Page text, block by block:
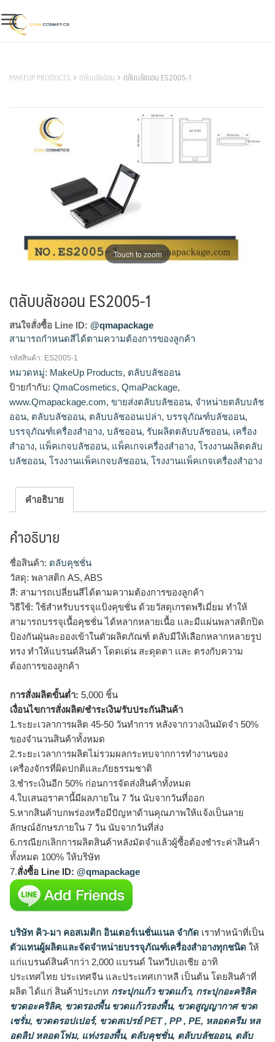
to
content
MAKEUP PRODUCTS ตลับบลัชออน ตลับบลัชออน ES2005-1
Touch to zoom
ตลับบลัชออน ES2005-1
สนใจสั่งซื้อ Line ID: @qmapackage
สามารถกำหนดสีได้ตามความต้องการของลูกค้า
โรงงานผลิตตลับบลัชออน,รับผลิตตลับบลัชออน,ขายส่งตลับบลัช
ออน,จำหน่ายตลับบลัชออน
รหัสสินค้า: ES2005-1
หมวดหมู่: MakeUp Products, ตลับบลัชออน
ป้ายกำกับ: QmaCosmetics, QmaPackage,
www.Qmapackage.com, ขายส่งตลับบลัชออน, จำหน่ายตลับบลัช
ออน, ตลับบลัชออน, ตลับบลัชออนเปล่า, บรรจุภัณฑ์บลัชออน,
บรรจุภัณฑ์เครื่องสำอาง, บลัชออน, รับผลิตตลับบลัชออน, เครื่อง
สำอาง, แพ็คเกจบลัชออน, แพ็คเกจเครื่องสำอาง, โรงงานผลิตตลับ
บลัชออน, โรงงานแพ็คเกจบลัชออน, โรงงานแพ็คเกจเครื่องสำอาง
คำอธิบาย
คำอธิบาย
ชื่อสินค้า: ตลับคุชชั่น
วัสดุ: พลาสติก AS, ABS
สี: สามารถเปลี่ยนสีได้ตามความต้องการของลูกค้า
วิธีใช้: ใช้สำหรับบรรจุแป้งคุขชั่น ด้วยวัสดุเกรดพรีเมี่ยม ทำให้
สามารถบรรจุเนื้อคุชชั่น ได้หลากหลายเนื้อ เเละมีแผ่นพลาสติกปิด
ป้องกันฝุ่นละอองเข้าในตัวผลิตภัณฑ์ ตลับมีให้เลือกหลากหลายรูป
ทรง ทำให้แบรนด์สินค้า โดดเด่น สะดุดตา เเละ ตรงกับความ
ต้องการของลูกค้า
การสั่งผลิตขั้นต่ำ: 5,000 ชิ้น
เงื่อนไขการสั่งผลิต/ชำระเงิน/รับประกันสินค้า
1.ระยะเวลาการผลิต 45-50 วันทำการ หลังจากวางเงินมัดจำ 50%
ของจำนวนสินค้าทั้งหมด
2.ระยะเวลาการผลิตไม่รวมผลกระทบจากการทำงานของ
เครื่องจักรที่ผิดปกติและภัยธรรมชาติ
3.ชำระเงินอีก 50% ก่อนการจัดส่งสินค้าทั้งหมด
4.ใบเสนอราคานี้มีผลภายใน 7 วัน นับจากวันที่ออก
5.หากสินค้าบกพร่องหรือมีปัญหาด้านคุณภาพให้แจ้งเป็นลาย
ลักษณ์อักษรภายใน 7 วัน นับจากวันที่ส่ง
6.กรณียกเลิกการผลิตสินค้าหลังมัดจำแล้วผู้ซื้อต้องชำระค่าสินค้า
ทั้งหมด 100% ให้บริษัท
7.สั่งซื้อ Line ID: @qmapackage
บริษัท คิว-มา คอสเมติก อินเตอร์เนชั่นแนล จำกัด เราทำหน้าที่เป็น
ตัวแทนผู้ผลิตและจัดจำหน่ายบรรจุภัณฑ์เครื่องสำอางทุกชนิด ให้
แก่แบรนด์สินค้ากว่า 2,000 แบรนด์ ในทวีปเอเชีย อาทิ
ประเทศไทย ประเทศจีน และประเทศเกาหลี เป็นต้น โดยสินค้าที่
ผลิต ได้แก่ สินค้าประเภท กระปุกแก้ว ขวดแก้ว, กระปุกอะคริลิค
ขวดอะคริลิค, ขวดรองพื้น ขวดแก้วรองพื้น, ขวดสูญญากาศ ขวด
เซรั่ม, ขวดดรอปเปอร์, ขวดสเปรย์ PET , PP , PE, หลอดครีม หล
อดลิป หลอดโฟม, แท่งรองพื้น, ตลับคุชชั่น, ตลับบลัชออน, ตลับ